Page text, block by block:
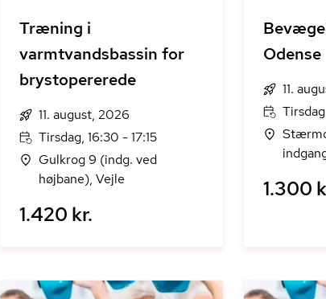
Træning i
varmtvandsbassin for
brystopererede
11. august, 2026
Tirsdag, 16:30 - 17:15
Gulkrog 9 (indg. ved
højbane), Vejle
1.420 kr.
Odense
11.
1.300